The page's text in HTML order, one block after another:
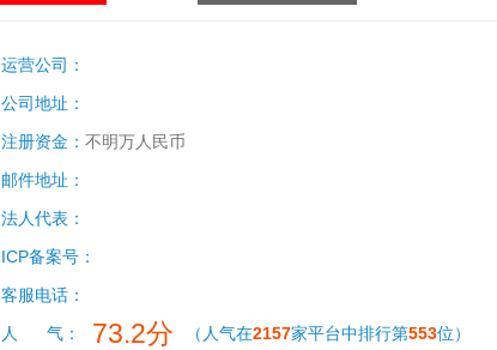
运营公司：
公司地址：
注册资金： 不明万人民币
邮件地址：
法人代表：
ICP备案号：
客服电话：
人 气：
73.2分 （人气在2157家平台中排行第553位）